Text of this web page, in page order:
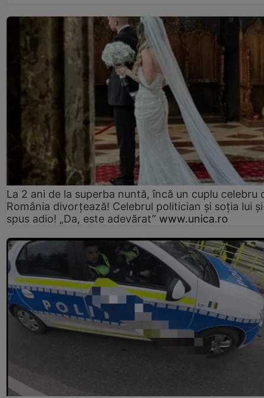
La 2 ani de la superba nuntă, încă un cuplu celebru
România divorțează! Celebrul politician și soția lui
spus adio! „Da, este adevărat” www.unica.ro